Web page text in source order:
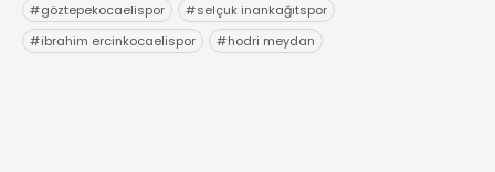
#göztepekocaelispor #selçuk inankağıtspor
#ibrahim ercinkocaelispor #hodri meydan